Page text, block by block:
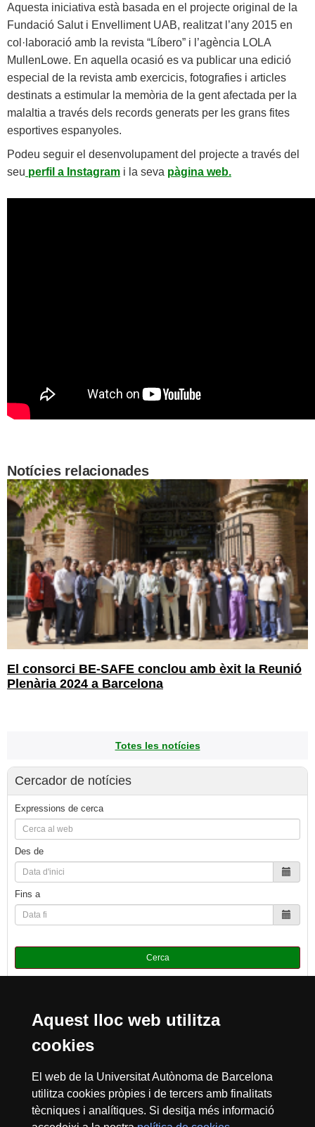
Aquest lloc web utilitza
cookies
El web de la Universitat Autònoma de Barcelona
utilitza cookies pròpies i de tercers amb finalitats
tècniques i analítiques. Si desitja més informació
Aquesta iniciativa està basada en el projecte original de la
Fundació Salut i Envelliment UAB, realitzat l’any 2015 en
col·laboració amb la revista “Líbero” i l’agència LOLA
MullenLowe. En aquella ocasió es va publicar una edició
especial de la revista amb exercicis, fotografies i articles
destinats a estimular la memòria de la gent afectada per la
malaltia a través dels records generats per les grans fites
esportives espanyoles.
Podeu seguir el desenvolupament del projecte a través del
seu perfil a Instagram i la seva pàgina web.
Notícies relacionades
El consorci BE-SAFE conclou amb èxit la Reunió
Plenària 2024 a Barcelona
Totes les notícies
Cercador de notícies
Expressions de cerca
Des de
Fins a
Cerca
HR